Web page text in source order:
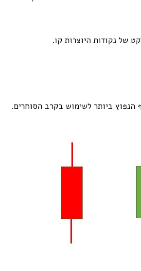
של נקודות היוצרות קו.
הנפוץ ביותר לשימוש בקרב הסוחרים.